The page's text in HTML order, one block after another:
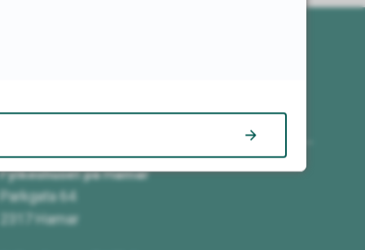
Her finner du oss
Fylkeshuset på Hamar
Parkgata 64
2317 Hamar